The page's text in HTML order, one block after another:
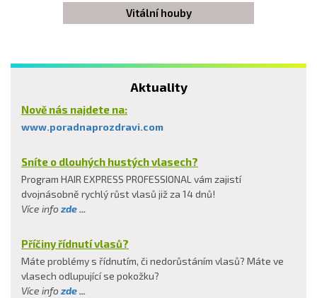
Vitální houby
Aktuality
Nově nás najdete na:
www.poradnaprozdravi.com
Sníte o dlouhých hustých vlasech?
Program HAIR EXPRESS PROFESSIONAL vám zajistí
dvojnásobně rychlý růst vlasů již za 14 dnů!
Více info zde...
Příčiny řídnutí vlasů?
Máte problémy s řídnutím, či nedorůstáním vlasů? Máte ve
vlasech odlupující se pokožku?
Více info zde...